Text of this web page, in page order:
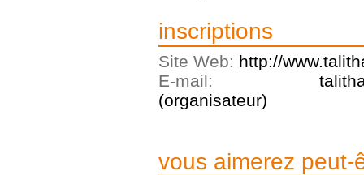
inscriptions
Site Web: http://
E-mail:
(organisateur)
vous aimerez peut-